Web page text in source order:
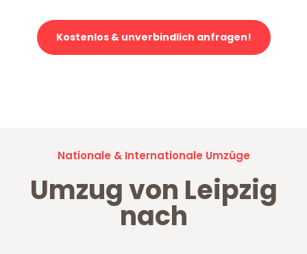
Kostenlos & unverbindlich anfragen!
Nationale & Internationale Umzüge
Umzug von Leipzig
nach